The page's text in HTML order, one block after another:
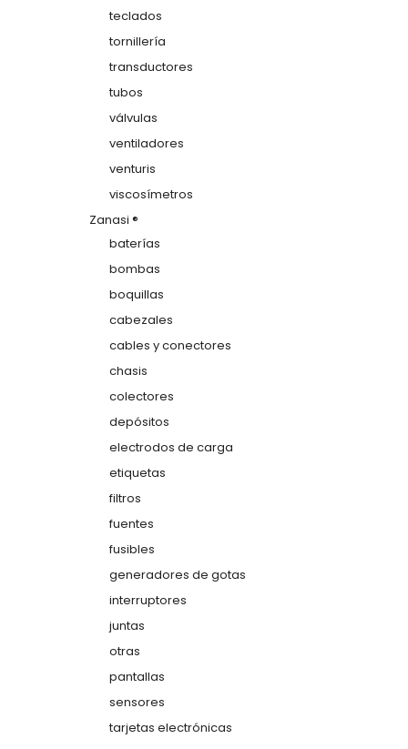
teclados
tornillería
transductores
tubos
válvulas
ventiladores
venturis
viscosímetros
Zanasi ®
baterías
bombas
boquillas
cabezales
cables y conectores
chasis
colectores
depósitos
electrodos de carga
etiquetas
filtros
fuentes
fusibles
generadores de gotas
interruptores
juntas
otras
pantallas
sensores
tarjetas electrónicas